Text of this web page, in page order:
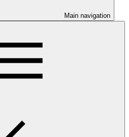
Main navigation